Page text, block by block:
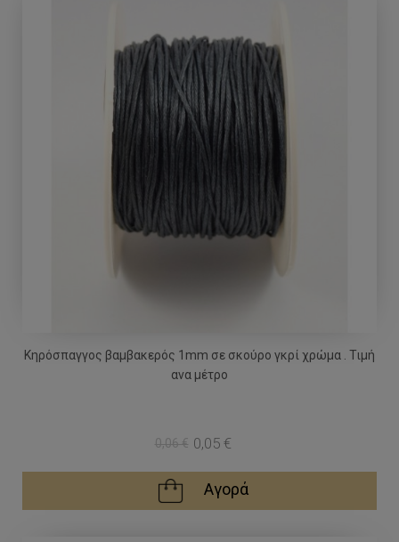
Κηρόσπαγγος βαμβακερός 1mm σε σκούρο γκρί χρώμα . Τιμή
ανα μέτρο
0,06 € 0,05 €
Αγορά